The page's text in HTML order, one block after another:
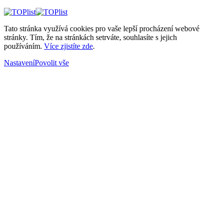
Tato stránka využívá cookies pro vaše lepší procházení webové
stránky. Tím, že na stránkách setrváte, souhlasíte s jejich
používáním. Více zjistíte zde.
NastaveníPovolit vše